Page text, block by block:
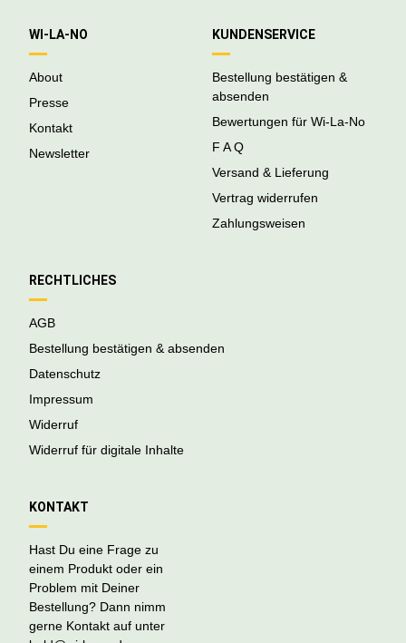
WI-LA-NO
About
Presse
Kontakt
Newsletter
KUNDENSERVICE
Bestellung bestätigen &
absenden
Bewertungen für Wi-La-No
F A Q
Versand & Lieferung
Vertrag widerrufen
Zahlungsweisen
RECHTLICHES
AGB
Bestellung bestätigen & absenden
Datenschutz
Impressum
Widerruf
Widerruf für digitale Inhalte
KONTAKT
Hast Du eine Frage zu
einem Produkt oder ein
Problem mit Deiner
Bestellung? Dann nimm
gerne Kontakt auf unter